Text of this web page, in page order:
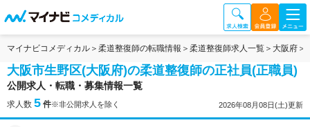
マイナビコメディカル 柔道整復師の転職情報 柔道整復師求人一覧 大阪府
大阪市生野区(大阪府)の柔道整復師の正社員(正職員)
公開求人・転職・募集情報一覧
求人数 5 件※非公開求人を除く 2026年08月08日(土)更新